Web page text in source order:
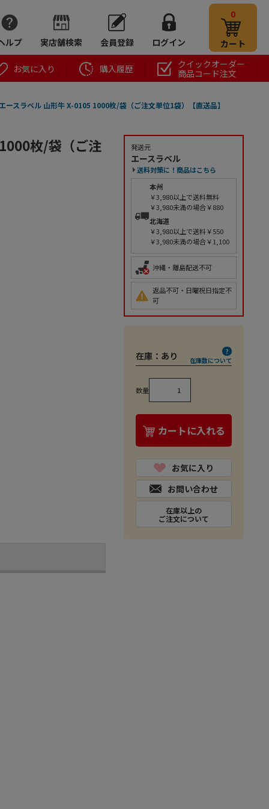
ルプ 実店舗検索 会員登録 ログイン
0
カート
お気に入り 購入履歴
クイックオーダー
商品コード注文
ースラベル 山形牛 X-0105 1000枚/袋（ご注文単位1袋）【直送品】
枚/袋（ご注 発送元
エースラベル
送料対策に！商品はこちら
本州
￥3,980以上で送料無料
￥3,980未満の場合￥880
北海道
￥3,980以上で送料￥550
￥3,980未満の場合￥1,100
沖縄・離島配送不可
返品不可・日曜祝日指定不
可
在庫： あり 在庫数について
数量
カートに入れる
お気に入り
お問い合わせ
在庫以上の
ご注文について